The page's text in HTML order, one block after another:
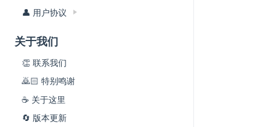
👤 用户协议
关于我们
👏 联系我们
🙇🏻 特别鸣谢
☕️ 关于这里
🔄 版本更新